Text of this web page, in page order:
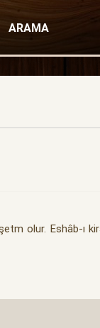
ARAMA
olur. Eshâb-ı